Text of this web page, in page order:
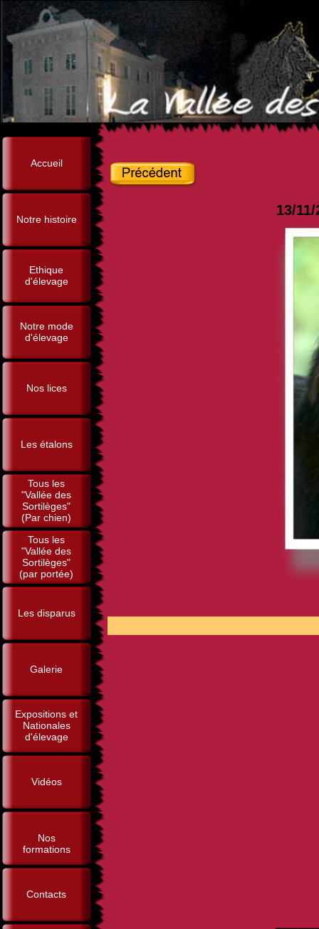
Accueil
Notre histoire
Ethique
d'élevage
Notre mode
d'élevage
Nos lices
Les étalons
Tous les
"Vallée des
Sortilèges"
(Par chien)
Tous les
"Vallée des
Sortilèges"
(par portée)
Les disparus
Galerie
Expositions et
Nationales
d'élevage
Vidéos
Nos
formations
Contacts
13/